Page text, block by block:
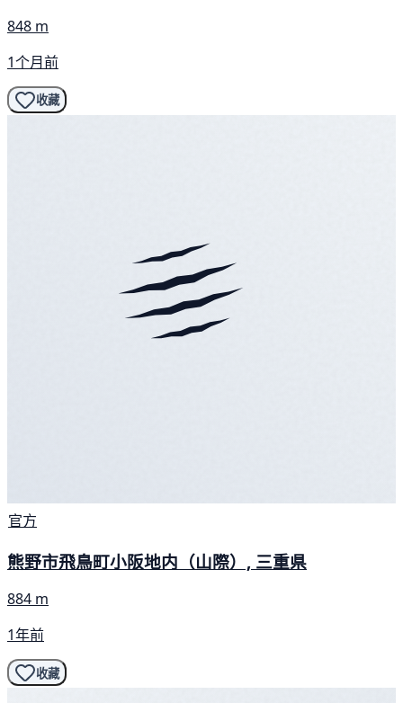
848 m
1个月前
收藏
官方
熊野市飛鳥町小阪地内（山際）, 三重県
884 m
1年前
收藏